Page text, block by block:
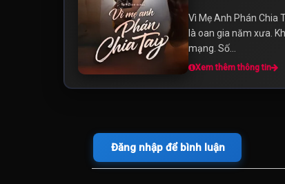
Vì Mẹ Anh Phán Chia
là oan gia năm xưa.
mạng. Số...
Xem thêm thông tin
Đăng nhập để bình luận